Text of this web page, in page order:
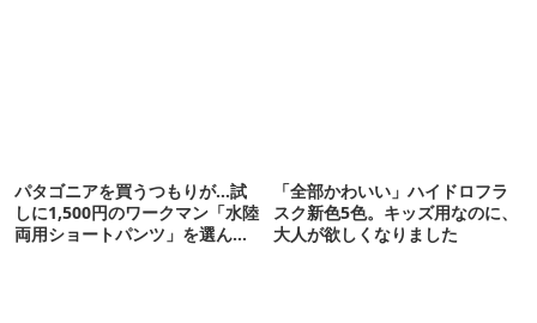
パタゴニアを買うつもりが…試
しに1,500円のワークマン「水陸
両用ショートパンツ」を選んだ
「全部かわいい」ハイドロフラ
スク新色5色。キッズ用なのに、
大人が欲しくなりました